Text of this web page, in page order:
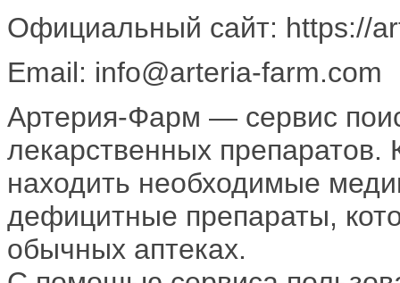
Официальный сайт: https://
Email: info@arteria-farm.com
Артерия-Фарм — сервис
лекарственных препаратов.
находить необходимые
дефицитные препараты,
обычных аптеках.